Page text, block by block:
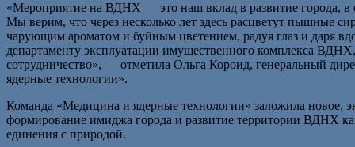
«Мероприятие на ВДНХ — это наш вклад в развитие города, в
Мы верим, что через несколько лет здесь расцветут пышные
чарующим ароматом и буйным цветением, радуя глаз и даря
департаменту эксплуатации имущественного комплекса
сотрудничество», — отметила Ольга Короид, генеральный
ядерные технологии».
Команда «Медицина и ядерные технологии» заложила новое,
формирование имиджа города и развитие территории ВДНХ
единения с природой.